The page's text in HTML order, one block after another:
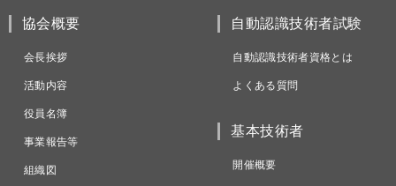
協会概要
会長挨拶
活動内容
役員名簿
事業報告等
組織図
自動認識技術者試験
自動認識技術者資格とは
よくある質問
基本技術者
開催概要